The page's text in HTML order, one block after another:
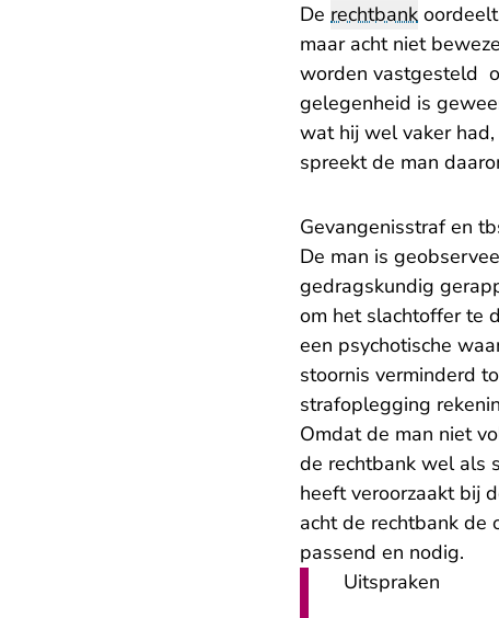
De rechtbank
maar acht niet
worden vastgesteld
gelegenheid is
wat hij wel vaker
spreekt de man
Gevangenisstraf en
De man is
gedragskundig
om het slachtoffer te
een psychotische
stoornis verminderd
strafoplegging
Omdat de man niet
de rechtbank wel als
heeft veroorzaakt bij
acht de rechtbank de
passend en nodig.
Uitspraken